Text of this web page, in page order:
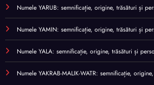
Numele YARUB: semnificație, origine, trăsături și
Numele YAMIN: semnificație, origine, trăsături și
Numele YALA: semnificație, origine, trăsături și
Numele YAKRAB-MALIK-WATR: semnificație,